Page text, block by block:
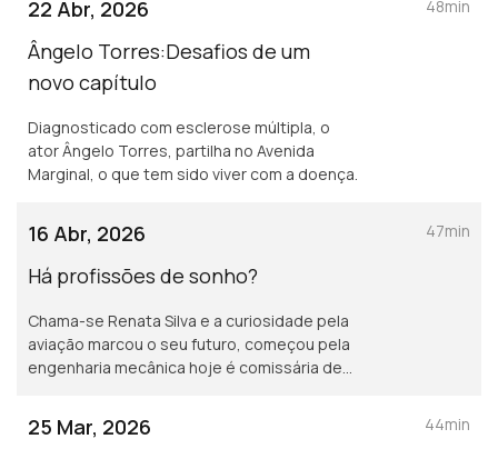
22 Abr, 2026
Ângelo Torres:Desafios de um
novo capítulo
Diagnosticado com esclerose múltipla, o
ator Ângelo Torres, partilha no Avenida
Marginal, o que tem sido viver com a doença.
48min
16 Abr, 2026
Há profissões de sonho?
Chama-se Renata Silva e a curiosidade pela
aviação marcou o seu futuro, começou pela
engenharia mecânica hoje é comissária de
47min
25 Mar, 2026
44min